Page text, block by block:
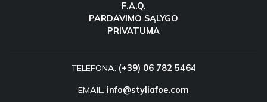
F.A.Q.
PARDAVIMO SĄLYGO
PRIVATUMA
TELEFONA: (+39) 06 782 5464
EMAIL: info@styliafoe.com